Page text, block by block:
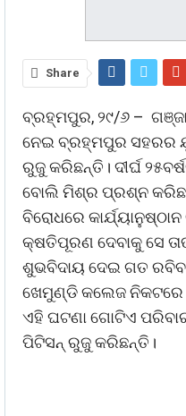
Share
ବ୍ରହ୍ମପୁର, ୨୯/୬ –
ନେଇ ବ୍ରହ୍ମପୁର ସହରର
ରୁଜୁ କରିଛନ୍ତି। ଦୀର୍ଘ
ବୋଲି ମିଶ୍ର ପ୍ରଶ୍ନ
ବିରୋଧରେ
କ୍ଷତିପୂରଣ ଦେବାକୁ ସେ
ଶୁଭବିଦାୟ ଦେଇ ଗତ
ଖେମୁଣ୍ଡି କଲେଜ
ଏହି ଘଟଣା ଗୋଟିଏ
ପିଟିସନ୍‌ ରୁଜୁ କରିଛନ୍ତି।